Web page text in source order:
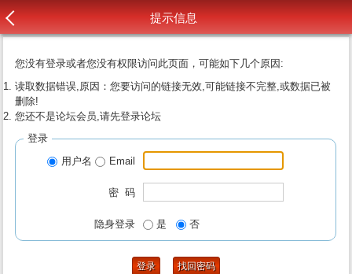
提示信息
您没有登录或者您没有权限访问此页面，可能如下几个原因:
读取数据错误,原因：您要访问的链接无效,可能链接不完整,或数据已被
删除!
您还不是论坛会员,请先登录论坛
登录
用户名
Email
密 码
隐身登录 是 否